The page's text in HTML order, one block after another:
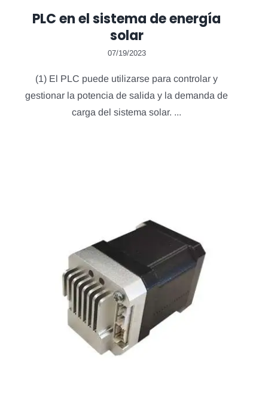
PLC en el sistema de energía
solar
07/19/2023
(1) El PLC puede utilizarse para controlar y
gestionar la potencia de salida y la demanda de
carga del sistema solar. ...